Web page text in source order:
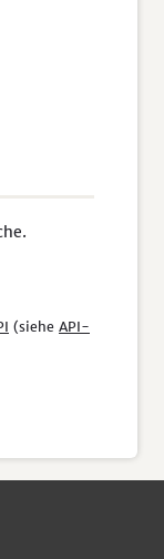
(siehe API-